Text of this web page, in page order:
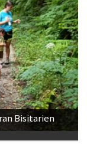
Bisitarien